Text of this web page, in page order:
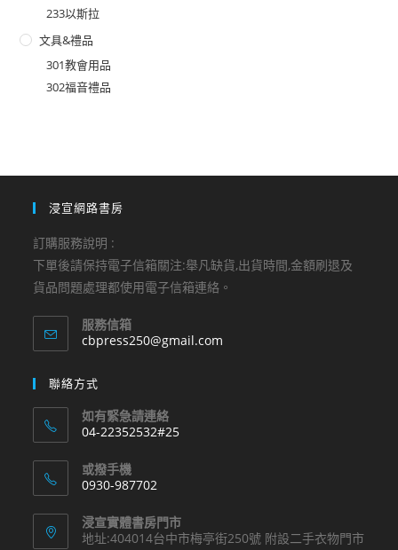
233以斯拉
文具&禮品
301教會用品
302福音禮品
浸宣網路書房
訂購服務說明 :
下單後請保持電子信箱關注:舉凡缺貨,出貨時間,金額刷退及
貨品問題處理都使用電子信箱連絡。
服務信箱
cbpress250@gmail.com
聯絡方式
如有緊急請連絡
04-22352532#25
in
your
application
或撥手機
0930-987702
in
浸宣實體書房門市
地址:404014台中市梅亭街250號 附設二手衣物門市